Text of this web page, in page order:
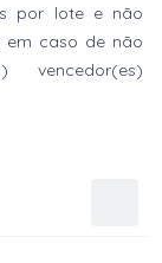
por lote e não
em caso de não
vencedor(es)